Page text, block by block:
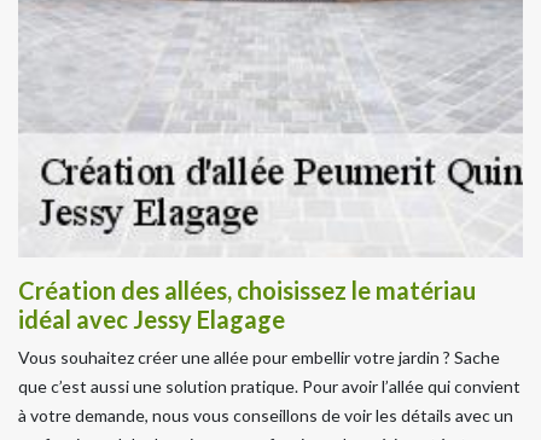
Création des allées, choisissez le matériau
idéal avec Jessy Elagage
Vous souhaitez créer une allée pour embellir votre jardin ? Sache
que c’est aussi une solution pratique. Pour avoir l’allée qui convient
à votre demande, nous vous conseillons de voir les détails avec un